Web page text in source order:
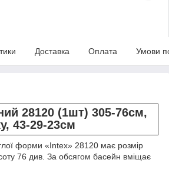
Доставка Оплата Умови
28120 (1шт) 305-76см,
43-29-23см
форми «Intex» 28120 має розмір
76 див. За обсягом басейн вміщає